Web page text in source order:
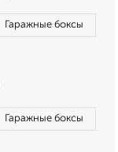
Гаражные боксы
Гаражные боксы